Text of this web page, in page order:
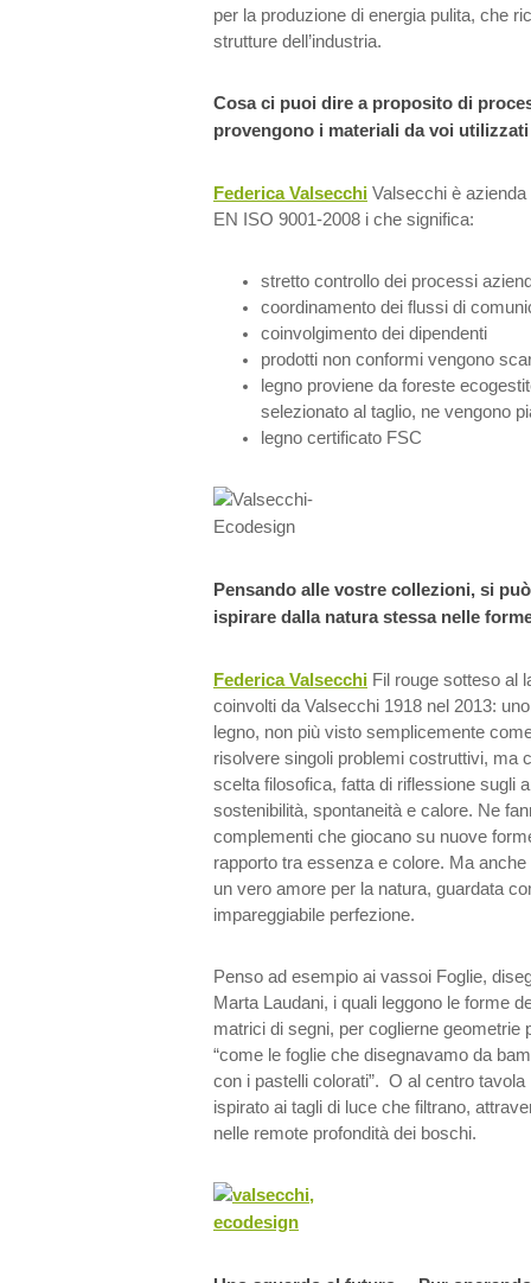
per la produzione di energia pulita, che
strutture dell’industria.
Cosa ci puoi dire a proposito di
provengono i materiali da voi
Federica Valsecchi Valsecchi è
EN ISO 9001-2008 i che significa:
stretto controllo dei processi
coordinamento dei flussi di
coinvolgimento dei dipendenti
prodotti non conformi vengono
legno proviene da foreste
selezionato al taglio, ne vengono
legno certificato FSC
Pensando alle vostre collezioni, si
ispirare dalla natura stessa nelle
Federica Valsecchi Fil rouge sotteso al
coinvolti da Valsecchi 1918 nel 2013:
legno, non più visto semplicemente
risolvere singoli problemi costruttivi, ma
scelta filosofica, fatta di riflessione sugli
sostenibilità, spontaneità e calore. Ne
complementi che giocano su nuove
rapporto tra essenza e colore. Ma
un vero amore per la natura, guardata
impareggiabile perfezione.
Penso ad esempio ai vassoi Foglie,
Marta Laudani, i quali leggono le forme
matrici di segni, per coglierne geometrie
“come le foglie che disegnavamo da
con i pastelli colorati”. O al centro
ispirato ai tagli di luce che filtrano,
nelle remote profondità dei boschi.